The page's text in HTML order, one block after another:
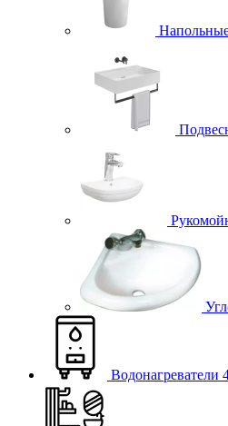
Водонагреватели